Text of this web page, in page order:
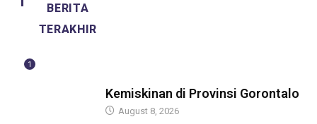
BERITA
TERAKHIR
1
Kemiskinan di Provinsi Gorontalo
August 8, 2026